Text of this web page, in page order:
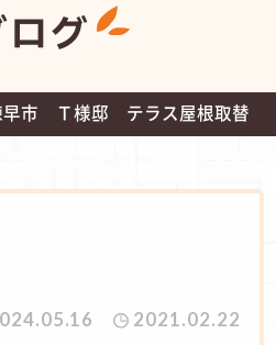
グ
早市 Ｔ様邸 テラス屋根取替
2021.02.22